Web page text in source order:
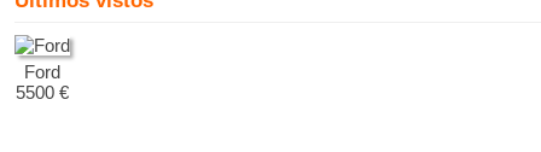
Ford
5500 €